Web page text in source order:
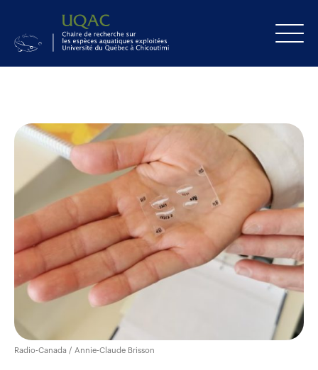
Radio-Canada / Annie-Claude Brisson